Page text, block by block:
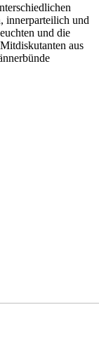
innerparteilich und
und die
aus